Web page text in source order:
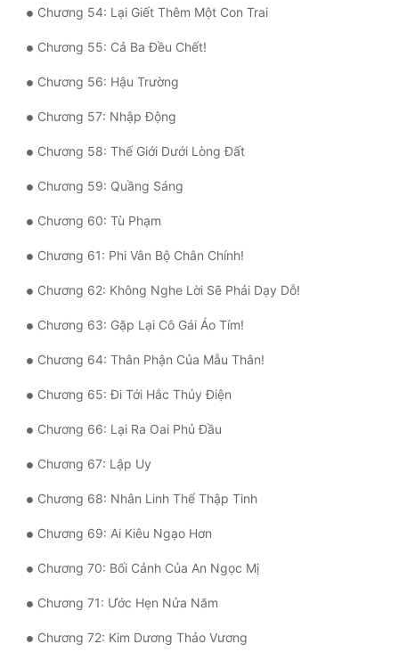
Tính Cách Nhân Vật :
Cơ Trí
Sát Phạt Quyết Đoán
Vô Sỉ
Điềm Đạm
Chương 54: Lại Giết Thêm Một Con Trai
Chương 55: Cả Ba Đều Chết!
Chương 56: Hậu Trường
Chương 57: Nhập Động
Chương 58: Thế Giới Dưới Lòng Đất
Chương 59: Quầng Sáng
Chương 60: Tù Phạm
Chương 61: Phi Vân Bộ Chân Chính!
Chương 62: Không Nghe Lời Sẽ Phải Dạy Dỗ!
Chương 63: Gặp Lại Cô Gái Áo Tím!
Chương 64: Thân Phận Của Mẫu Thân!
Chương 65: Đi Tới Hắc Thủy Điện
Chương 66: Lại Ra Oai Phủ Đầu
Chương 67: Lập Uy
Chương 68: Nhân Linh Thể Thập Tinh
Chương 69: Ai Kiêu Ngạo Hơn
Chương 70: Bối Cảnh Của An Ngọc Mị
Chương 71: Ước Hẹn Nửa Năm
Chương 72: Kim Dương Thảo Vương